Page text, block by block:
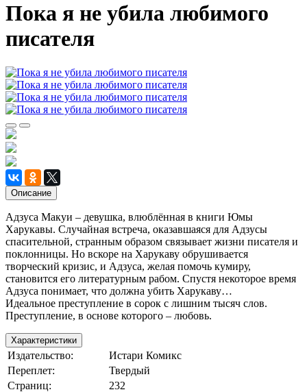
Пока я не убила любимого
писателя
Описание
Адзуса Макуи – ​девушка, влюблённая в книги Юмы
Харукавы. Случайная встреча, оказавшаяся для Адзусы
спасительной, странным образом связывает жизни писателя и
поклонницы. Но вскоре на Харукаву обрушивается
творческий кризис, и Адзуса, желая помочь кумиру,
становится его литературным рабом. Спустя некоторое время
Адзуса понимает, что должна убить Харукаву…
Идеальное преступление в сорок с лишним тысяч слов.
Преступление, в основе которого – ​любовь.
Характеристики
Издательство:
Истари Комикс
Переплет:
Твердый
Страниц:
232